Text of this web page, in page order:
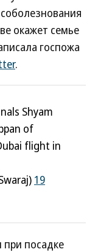
окажет семье
госпожа
.
Shyam
of
flight in
19
посадке